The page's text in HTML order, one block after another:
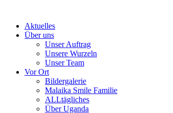
contentAktuelles
Über uns
Unser Auftrag
Unsere Wurzeln
Unser Team
Vor Ort
Bildergalerie
Malaika Smile Familie
ALLtägliches
Über Uganda